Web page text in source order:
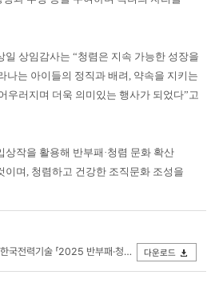
일 상임감사는 “청렴은 지속 가능한 성장을
나는 아이들의 정직과 배려, 약속을 지키는
우러지며 더욱 의미있는 행사가 되었다”고
상작을 활용해 반부패·청렴 문화 확산
이며, 청렴하고 건강한 조직문화 조성을
렴 공모전」 시상식에서 수상자들이 기념 촬영을 하고 있다.JPG
다운로드